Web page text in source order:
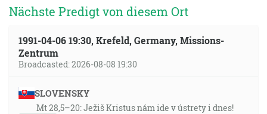
Nächste Predigt von diesem Ort
1991-04-06 19:30, Krefeld, Germany, Missions-
Zentrum
Broadcasted: 2026-08-08 19:30
SLOVENSKY
Mt 28,5–20: Ježiš Kristus nám ide v ústrety i dnes!